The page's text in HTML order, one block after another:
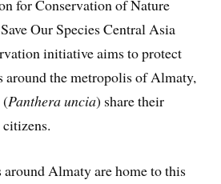
for Conservation of Nature
Our Species Central Asia
initiative aims to protect
around the metropolis of Almaty,
(Panthera uncia) share their
Almaty are home to this